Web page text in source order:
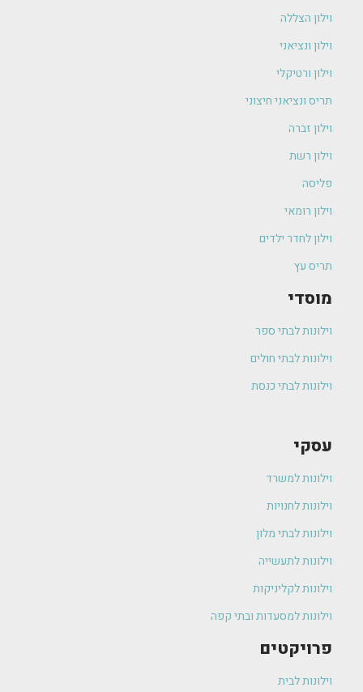
וילון הצללה
וילון ונציאני
וילון ורטיקלי
תריס ונציאני חיצוני
וילון זברה
וילון רשת
פליסה
וילון רומאי
וילון לחדר ילדים
תריס עץ
מוסדי
וילונות לבתי ספר
וילונות לבתי חולים
וילונות לבתי כנסת
עסקי
וילונות למשרד
וילונות לחנויות
וילונות לבתי מלון
וילונות לתעשייה
וילונות לקליניקות
וילונות למסעדות ובתי קפה
פרויקטים
וילונות לבית